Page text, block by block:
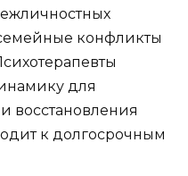
конфликты
для
восстановления
к долгосрочным